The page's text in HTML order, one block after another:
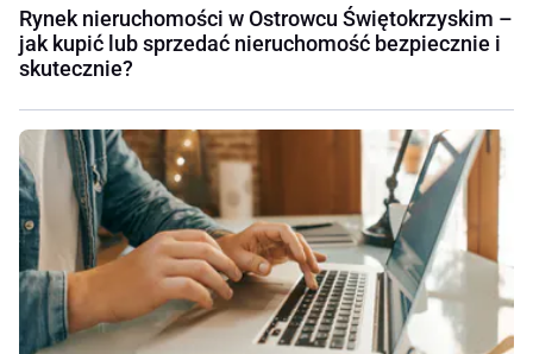
Rynek nieruchomości w Ostrowcu Świętokrzyskim –
jak kupić lub sprzedać nieruchomość bezpiecznie i
skutecznie?